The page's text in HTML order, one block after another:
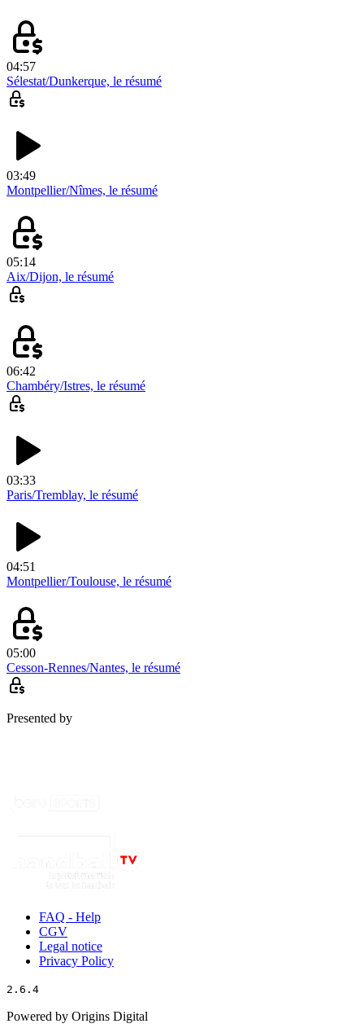
04:57
Sélestat/Dunkerque, le résumé
03:49
Montpellier/Nîmes, le résumé
05:14
Aix/Dijon, le résumé
06:42
Chambéry/Istres, le résumé
03:33
Paris/Tremblay, le résumé
04:51
Montpellier/Toulouse, le résumé
05:00
Cesson-Rennes/Nantes, le résumé
Presented by
FAQ - Help
CGV
Legal notice
Privacy Policy
2.6.4
Powered by Origins Digital